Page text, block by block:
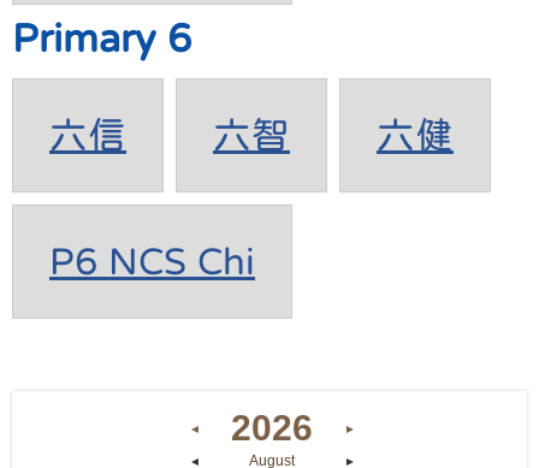
Primary 6
六信 六智 六健
P6 NCS Chi
◄ 2026 ►
◄ August ►